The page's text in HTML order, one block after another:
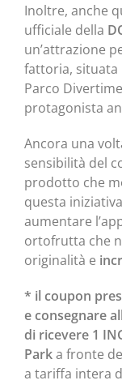
Inoltre, anche
ufficiale della
un’attrazione
fattoria, situata
Parco
protagonista
Ancora una
sensibilità del
prodotto che
questa
aumentare
ortofrutta che
originalità e
* il coupon
e consegnare
di ricevere 1
Parka fronte
a tariffa intera